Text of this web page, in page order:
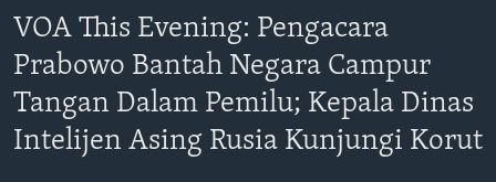
Utama
Lanjut
ke
Navigasi
Lanjut
POLYGRAPH
DAFTAR PROGRAM
Learning English
VOA This Evening: Pengacara
Prabowo Bantah Negara Campur
Tangan Dalam Pemilu; Kepala Dinas
Intelijen Asing Rusia Kunjungi Korut